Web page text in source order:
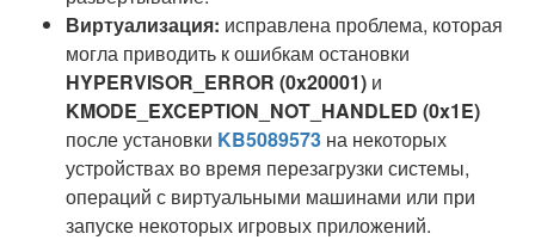
Виртуализация: исправлена проблема, которая
могла приводить к ошибкам остановки
HYPERVISOR_ERROR (0x20001) и
KMODE_EXCEPTION_NOT_HANDLED (0x1E)
после установки KB5089573 на некоторых
устройствах во время перезагрузки системы,
операций с виртуальными машинами или при
запуске некоторых игровых приложений.